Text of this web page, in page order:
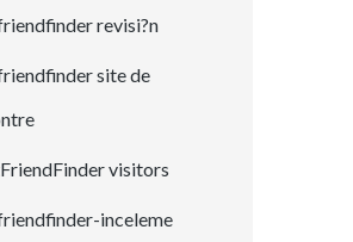
revisi?n
site de
visitors
inceleme